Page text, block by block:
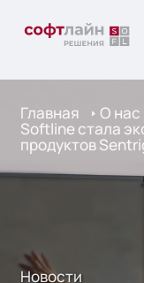
Главная О нас
Softline стала
продуктов
Новости